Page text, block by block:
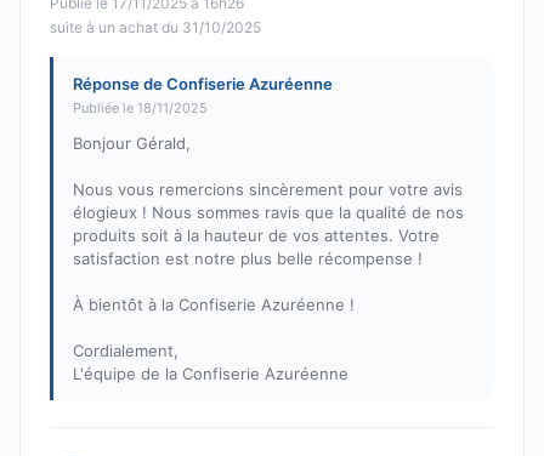
suite à un achat du 31/10/2025
Réponse de Confiserie Azuréenne
Publiée le 18/11/2025
Bonjour Gérald,
Nous vous remercions sincèrement pour votre avis
élogieux ! Nous sommes ravis que la qualité de nos
produits soit à la hauteur de vos attentes. Votre
satisfaction est notre plus belle récompense !
À bientôt à la Confiserie Azuréenne !
Cordialement,
L'équipe de la Confiserie Azuréenne